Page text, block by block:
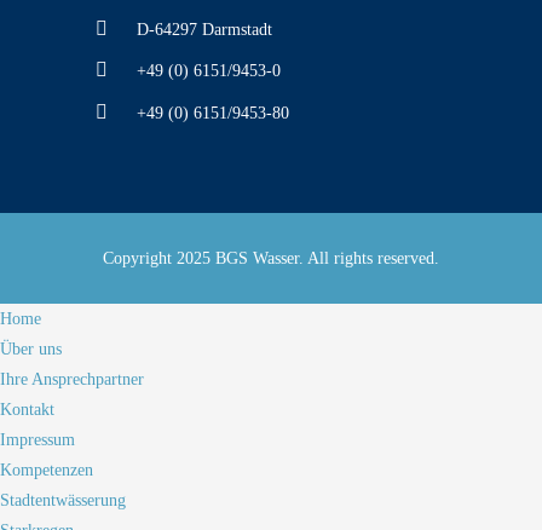
D-64297 Darmstadt
+49 (0) 6151/9453-0
+49 (0) 6151/9453-80
Copyright 2025 BGS Wasser. All rights reserved.
Home
Über uns
Ihre Ansprechpartner
Kontakt
Impressum
Kompetenzen
Stadtentwässerung